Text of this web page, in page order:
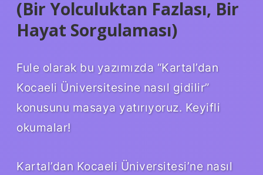
(Bir Yolculuktan Fazlası, Bir
Hayat Sorgulaması)
Fule olarak bu yazımızda “Kartal’dan
Kocaeli Üniversitesine nasıl gidilir”
konusunu masaya yatırıyoruz. Keyifli
okumalar!
Kartal’dan Kocaeli Üniversitesi’ne nasıl